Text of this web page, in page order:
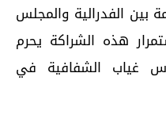
بين الفدرالية والمجلس
هذه الشراكة يحرم
غياب الشفافية في